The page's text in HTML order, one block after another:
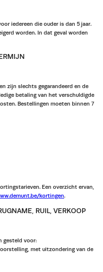
iedereen die ouder is dan 5 jaar.
worden. In dat geval worden
zijn slechts gegarandeerd en de
betaling van het verschuldigde
Bestellingen moeten binnen 7
Een overzicht ervan,
kortingen.
RUIL, VERKOOP
gesteld voor:
met uitzondering van de